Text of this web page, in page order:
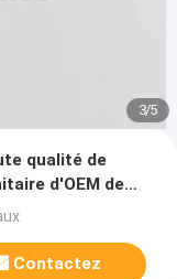
3/5
qualité de
d'OEM de
Contactez